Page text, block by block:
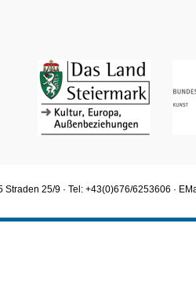
Straden 25/9 · Tel: +43(0)676/6253606 ·